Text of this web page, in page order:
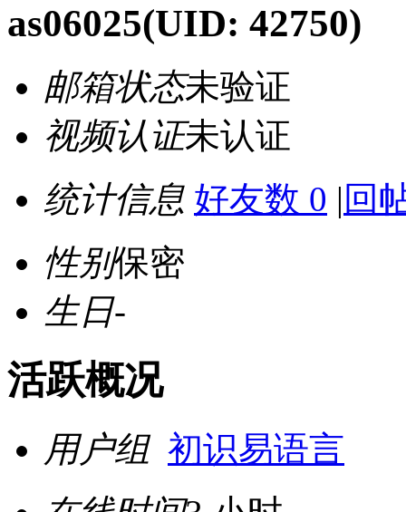
as06025(UID: 42750)
邮箱状态未验证
视频认证未认证
统计信息 好友数 0 | 回
性别保密
生日-
活跃概况
用户组 初识易语言